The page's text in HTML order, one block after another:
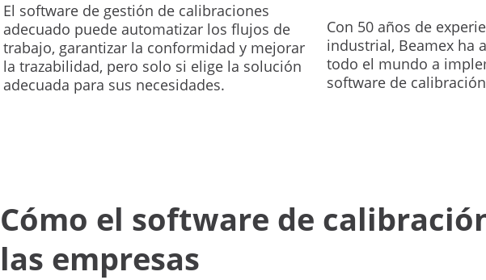
El software de gestión de calibraciones
adecuado puede automatizar los flujos de
trabajo, garantizar la conformidad y mejorar
la trazabilidad, pero solo si elige la solución
adecuada para sus necesidades.
Con 50 años de
industrial, Beamex ha
todo el mundo a
software de
Cómo el software de
las empresas